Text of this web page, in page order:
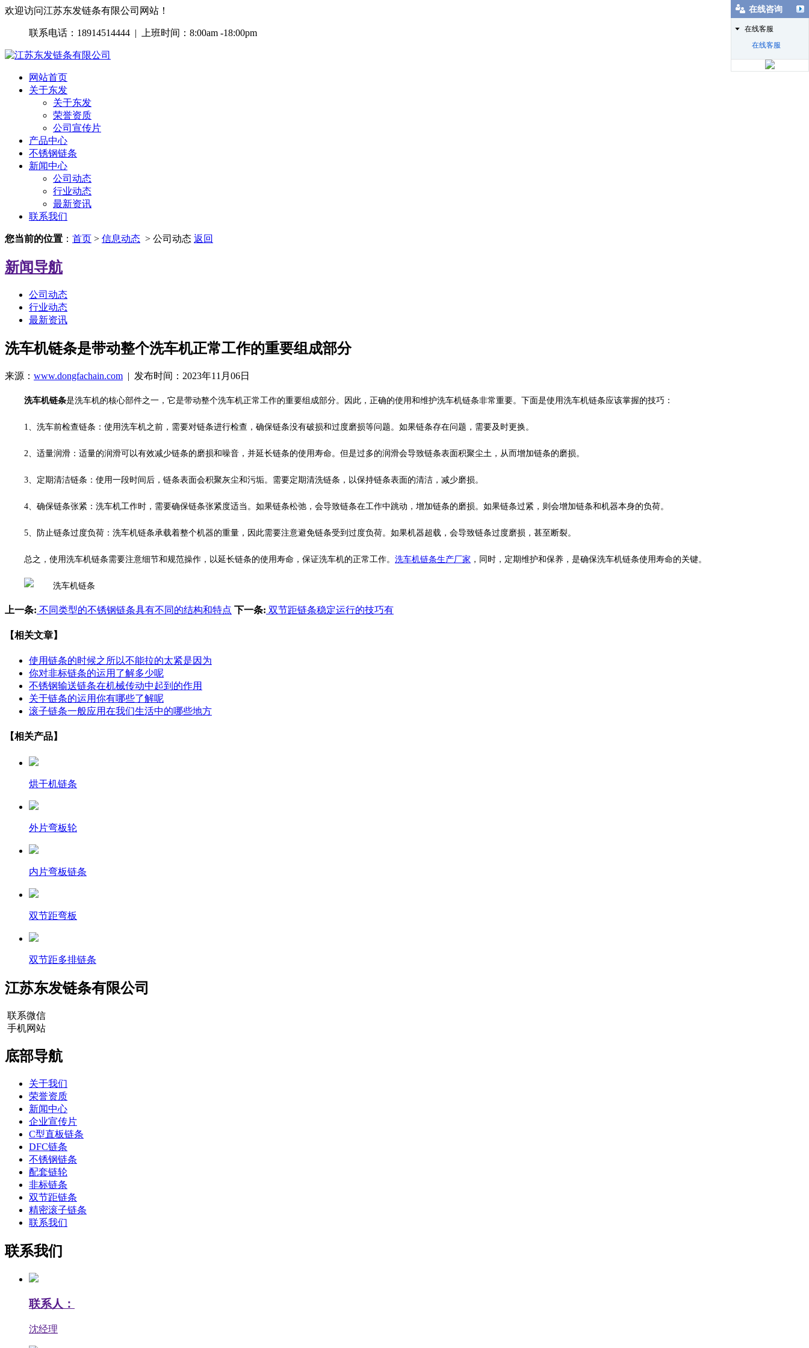
欢迎访问江苏东发链条有限公司网站！
联系电话：18914514444 | 上班时间：8:00am -18:00pm
网站首页
关于东发
关于东发
荣誉资质
公司宣传片
产品中心
不锈钢链条
新闻中心
公司动态
行业动态
最新资讯
联系我们
您当前的位置 ： 首页 > 信息动态 > 公司动态 返回
新闻导航
公司动态
行业动态
最新资讯
洗车机链条是带动整个洗车机正常工作的重要组成部分
来源： www.dongfachain.com | 发布时间：2023年11月06日
洗车机链条是洗车机的核心部件之一，它是带动整个洗车机正常工作的重要组成部分。因此，正确的使用和维护洗车机链条非常重要。下面是使用洗车机链条应该掌握的技巧：
1、洗车前检查链条：使用洗车机之前，需要对链条进行检查，确保链条没有破损和过度磨损等问题。如果链条存在问题，需要及时更换。
2、适量润滑：适量的润滑可以有效减少链条的磨损和噪音，并延长链条的使用寿命。但是过多的润滑会导致链条表面积聚尘土，从而增加链条的磨损。
3、定期清洁链条：使用一段时间后，链条表面会积聚灰尘和污垢。需要定期清洗链条，以保持链条表面的清洁，减少磨损。
4、确保链条张紧：洗车机工作时，需要确保链条张紧度适当。如果链条松弛，会导致链条在工作中跳动，增加链条的磨损。如果链条过紧，则会增加链条和机器本身的负荷。
5、防止链条过度负荷：洗车机链条承载着整个机器的重量，因此需要注意避免链条受到过度负荷。如果机器超载，会导致链条过度磨损，甚至断裂。
总之，使用洗车机链条需要注意细节和规范操作，以延长链条的使用寿命，保证洗车机的正常工作。 洗车机链条生产厂家 ， 同时，定期维护和保养，是确保洗车机链条使用寿命的关键。
上一条: 不同类型的不锈钢链条具有不同的结构和特点 下一条: 双节距链条稳定运行的技巧有
【相关文章】
使用链条的时候之所以不能拉的太紧是因为
你对非标链条的运用了解多少呢
不锈钢输送链条在机械传动中起到的作用
关于链条的运用你有哪些了解呢
滚子链条一般应用在我们生活中的哪些地方
【相关产品】
烘干机链条
外片弯板轮
内片弯板链条
双节距弯板
双节距多排链条
江苏东发链条有限公司
联系微信
手机网站
底部导航
关于我们
荣誉资质
新闻中心
企业宣传片
C型直板链条
DFC链条
不锈钢链条
配套链轮
非标链条
双节距链条
精密滚子链条
联系我们
联系我们
联系人：
沈经理
在线咨询
在线客服
在线客服